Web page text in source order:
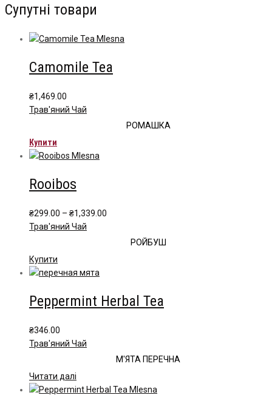
Супутні товари
Camomile Tea
₴1,469.00
Трав'яний Чай
РОМАШКА
Купити
Rooibos
₴299.00 – ₴1,339.00
₴299.00
Трав'яний Чай
РОЙБУШ
Купити
товар
кілька
Параметри
можна
сторінці
товару
Peppermint Herbal Tea
₴346.00
Трав'яний Чай
М'ЯТА ПЕРЕЧНА
Читати далі